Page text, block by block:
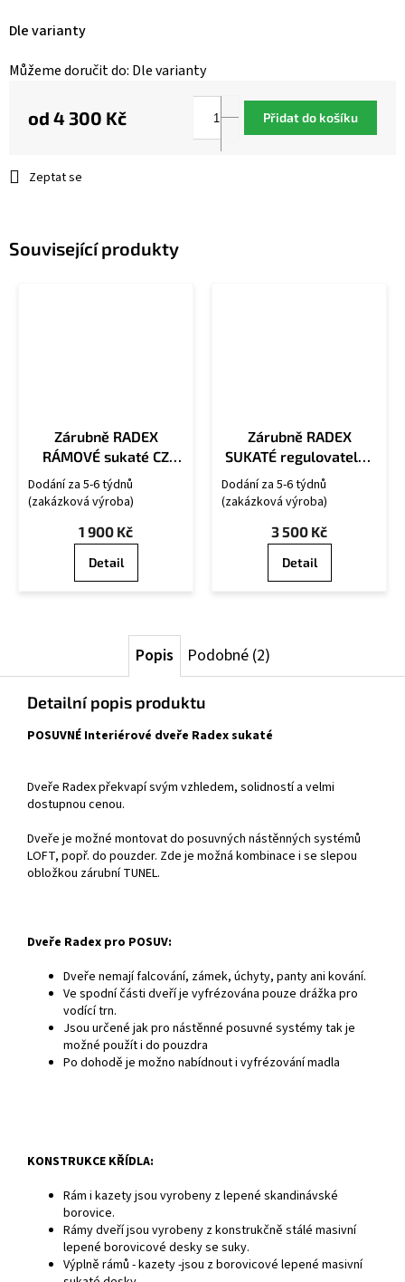
Zeptat se
Můžeme doručit do: Dle varianty
Dle varianty
od 4 300 Kč Přidat do košíku
Související produkty
Zárubně RADEX
RÁMOVÉ sukaté CZ
OS/U
Dodání za 5-6 týdnů
(zakázková výroba)
1 900 Kč
Detail
Zárubně RADEX
SUKATÉ regulovatelné
CZ OSU/R
Dodání za 5-6 týdnů
(zakázková výroba)
3 500 Kč
Detail
Popis Podobné (2)
Detailní popis produktu
POSUVNÉ Interiérové dveře Radex sukaté
Dveře Radex překvapí svým vzhledem, solidností a velmi
dostupnou cenou.
Dveře je možné montovat do posuvných nástěnných systémů
LOFT, popř. do pouzder. Zde je možná kombinace i se slepou
obložkou zárubní TUNEL.
Dveře Radex pro POSUV:
Dveře nemají falcování, zámek, úchyty, panty ani kování.
Ve spodní části dveří je vyfrézována pouze drážka pro
vodící trn.
Jsou určené jak pro nástěnné posuvné systémy tak je
možné použít i do pouzdra
Po dohodě je možno nabídnout i vyfrézování madla
KONSTRUKCE KŘÍDLA:
Rám i kazety jsou vyrobeny z lepené skandinávské
borovice.
Rámy dveří jsou vyrobeny z konstrukčně stálé masivní
lepené borovicové desky se suky.
Výplně rámů - kazety -jsou z borovicové lepené masivní